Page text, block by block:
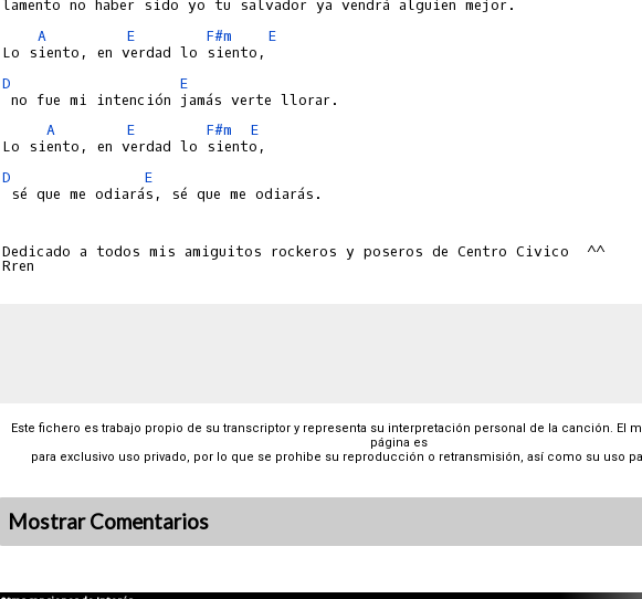
A
E F#m
E
D
E
A
E F#m
E
D
E
sé que me odiarás, sé que me odiarás.
Dedicado a todos mis amiguitos rockeros y poseros de Centro Civico  ^^
Este fichero es trabajo propio de su transcriptor y representa su interpretación personal de la canción. El
página es
para exclusivo uso privado, por lo que se prohibe su reproducción o retransmisión, así como su uso
Mostrar Comentarios